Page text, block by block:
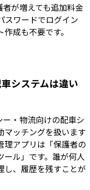
が増えても追加料金
スワードでログイン
成も不要です。
システムは違い
・物流向けの配車シ
マッチングを扱います
理アプリは「保護者の
ル」です。誰が何人
し、履歴を残すことが